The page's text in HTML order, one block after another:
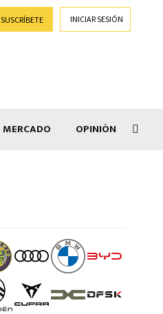
SUSCRÍBETE INICIAR SESIÓN
MERCADO OPINIÓN